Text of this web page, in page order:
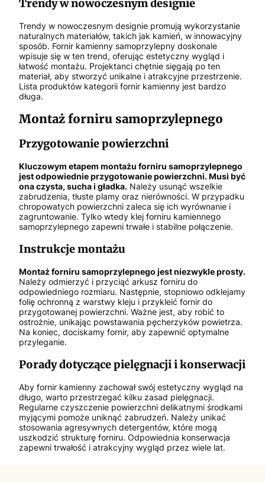
Trendy w nowoczesnym designie
Trendy w nowoczesnym designie promują wykorzystanie
naturalnych materiałów, takich jak kamień, w innowacyjny
sposób. Fornir kamienny samoprzylepny doskonale
wpisuje się w ten trend, oferując estetyczny wygląd i
łatwość montażu. Projektanci chętnie sięgają po ten
materiał, aby stworzyć unikalne i atrakcyjne przestrzenie.
Lista produktów kategorii fornir kamienny jest bardzo
długa.
Montaż forniru samoprzylepnego
Przygotowanie powierzchni
Kluczowym etapem montażu forniru samoprzylepnego
jest odpowiednie przygotowanie powierzchni. Musi być
ona czysta, sucha i gładka. Należy usunąć wszelkie
zabrudzenia, tłuste plamy oraz nierówności. W przypadku
chropowatych powierzchni zaleca się ich wyrównanie i
zagruntowanie. Tylko wtedy klej forniru kamiennego
samoprzylepnego zapewni trwałe i stabilne połączenie.
Instrukcje montażu
Montaż forniru samoprzylepnego jest niezwykle prosty.
Należy odmierzyć i przyciąć arkusz forniru do
odpowiedniego rozmiaru. Następnie, stopniowo odklejamy
folię ochronną z warstwy kleju i przykleić fornir do
przygotowanej powierzchni. Ważne jest, aby robić to
ostrożnie, unikając powstawania pęcherzyków powietrza.
Na koniec, dociskamy fornir, aby zapewnić optymalne
przyleganie.
Porady dotyczące pielęgnacji i konserwacji
Aby fornir kamienny zachował swój estetyczny wygląd na
długo, warto przestrzegać kilku zasad pielęgnacji.
Regularne czyszczenie powierzchni delikatnymi środkami
myjącymi pomoże uniknąć zabrudzeń. Należy unikać
stosowania agresywnych detergentów, które mogą
uszkodzić strukturę forniru. Odpowiednia konserwacja
zapewni trwałość i atrakcyjny wygląd przez wiele lat.